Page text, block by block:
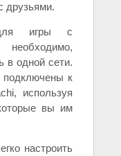
друзьями.
игры с
необходимо,
в одной сети.
к
используя
вы им
настроить